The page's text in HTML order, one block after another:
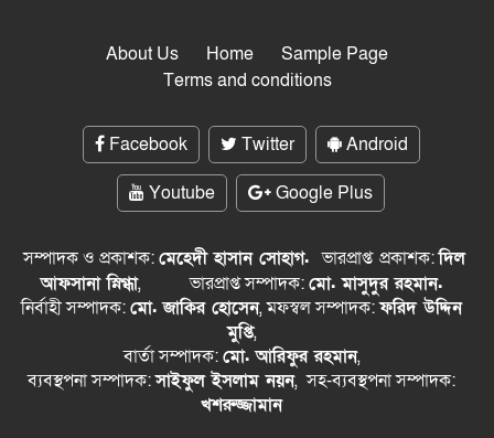
About Us Home
Sample Page
Terms and conditions
Facebook Twitter
Android
Youtube
Google Plus
সম্পাদক ও প্রকাশক:মেহেদী হাসান সোহাগ.ভারপ্রাপ্ত প্রকাশক:দিল
আফসানা স্নিগ্ধা, ভারপ্রাপ্ত সম্পাদক:মো. মাসুদুর রহমান.
নির্বাহী সম্পাদক:মো. জাকির হোসেন, মফস্বল সম্পাদক:ফরিদ উদ্দিন
মুপ্তি,
বার্তা সম্পাদক:মো. আরিফুর রহমান,
ব্যবস্থপনা সম্পাদক:সাইফুল ইসলাম নয়ন, সহ-ব্যবস্থপনা সম্পাদক:
খশরুজ্জামান